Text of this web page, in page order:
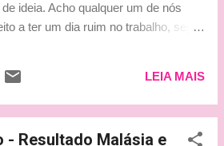
ideia. Acho qualquer um de nós
a ter um dia ruim no trabalho, seja
compensarei com um texto. Um
serve como incentivo para todos nós,
uma forma de dizer, que mesmo
LEIA MAIS
- Resultado Malásia e